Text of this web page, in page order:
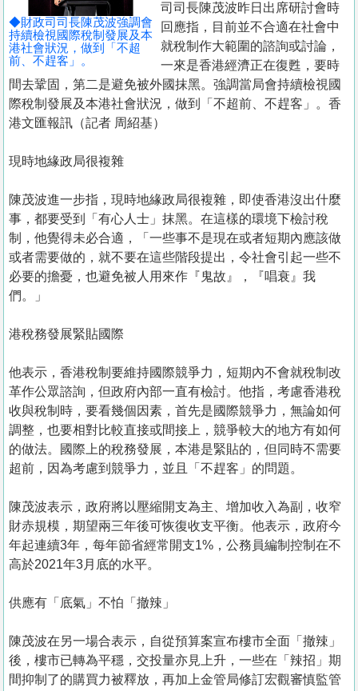
冊
關
於
我
們
◆財政司司長陳茂波強調會
持續檢視國際稅制發展及本
港社會狀況，做到「不超
前、不趕客」。
司司長陳茂波昨日出席研討會時
回應指，目前並不合適在社會中
就稅制作大範圍的諮詢或討論，
一來是香港經濟正在復甦，要時
間去鞏固，第二是避免被外國抹黑。強調當局會持續檢視國
際稅制發展及本港社會狀況，做到「不超前、不趕客」。香
港文匯報訊（記者 周紹基）
現時地緣政局很複雜
陳茂波進一步指，現時地緣政局很複雜，即使香港沒出什麼
事，都要受到「有心人士」抹黑。在這樣的環境下檢討稅
制，他覺得未必合適，「一些事不是現在或者短期內應該做
或者需要做的，就不要在這些階段提出，令社會引起一些不
必要的擔憂，也避免被人用來作『鬼故』，『唱衰』我
們。」
港稅務發展緊貼國際
他表示，香港稅制要維持國際競爭力，短期內不會就稅制改
革作公眾諮詢，但政府內部一直有檢討。他指，考慮香港稅
收與稅制時，要看幾個因素，首先是國際競爭力，無論如何
調整，也要相對比較直接或間接上，競爭較大的地方有如何
的做法。國際上的稅務發展，本港是緊貼的，但同時不需要
超前，因為考慮到競爭力，並且「不趕客」的問題。
陳茂波表示，政府將以壓縮開支為主、增加收入為副，收窄
財赤規模，期望兩三年後可恢復收支平衡。他表示，政府今
年起連續3年，每年節省經常開支1%，公務員編制控制在不
高於2021年3月底的水平。
供應有「底氣」不怕「撤辣」
陳茂波在另一場合表示，自從預算案宣布樓市全面「撤辣」
後，樓市已轉為平穩，交投量亦見上升，一些在「辣招」期
間抑制了的購買力被釋放，再加上金管局修訂宏觀審慎監管